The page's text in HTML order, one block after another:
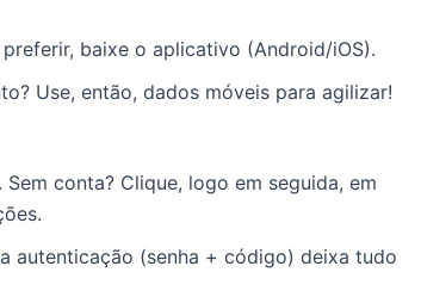
preferir, baixe o aplicativo (Android/iOS).
Use, então, dados móveis para agilizar!
Sem conta? Clique, logo em seguida, em
autenticação (senha + código) deixa tudo